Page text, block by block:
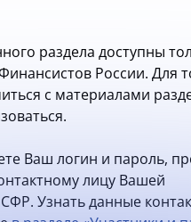
раздела доступны
России. Для
с материалами
Ваш логин и пароль,
лицу Вашей
Узнать данные